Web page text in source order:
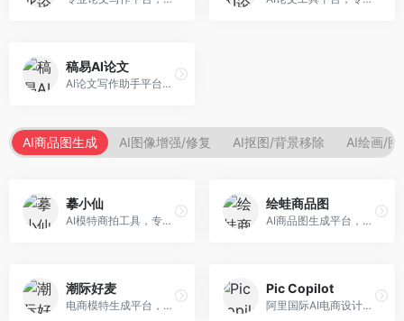
稿易AI论文
AI论文写作助手平台，提供智能化学术写作支持。面向高校学生，支持多种论文类型生成，提供参考文献管理和格式规范服务，操作流程简单。
AI商品图生成 AI图像增强/修复 AI抠图/背景移除 AI绘画/图
摹小仙
AI模特商拍工具，专注于服装电商。面向服装电商卖家，提供虚拟模特试穿、商品展示图生成等服务，模特形象多样，拍摄成本低。
绘蛙商品图
AI商品图生成平台，支持模特换装和场景生成。面向电商卖家，提供商品上身效果展示、场景化商品图生成等服务，电商营销效果显著。
潮际好麦
电商模特生成平台，支持AI虚拟模特创作。面向服装和配饰电商，提供模特试穿、商品展示、营销素材生成等服务，模特形象可定制。
Pic Copilot
阿里国际AI电商设计工具，专注于跨境电商。面向跨境电商卖家，提供商品图优化、营销海报生成、多语言适配等服务，海外市场适配性强。